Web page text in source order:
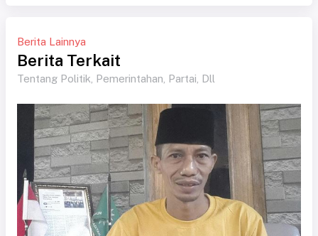
Berita Lainnya
Berita Terkait
Tentang Politik, Pemerintahan, Partai, Dll